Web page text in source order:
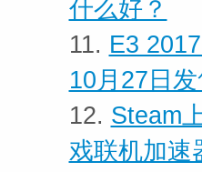
什么好？
11. E3
10月27日
12. Steam
戏联机加速